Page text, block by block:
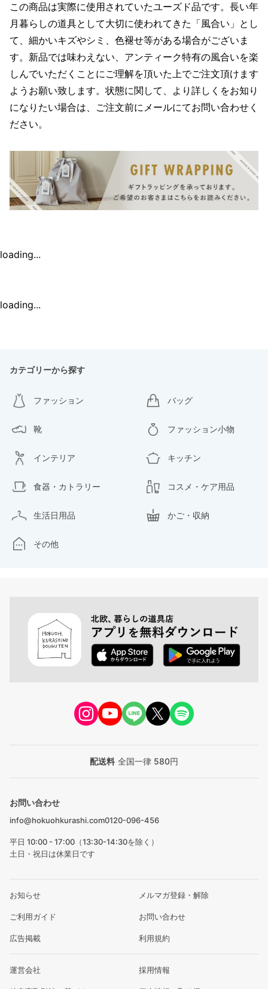
この商品は実際に使用されていたユーズド品です。長い年
月暮らしの道具として大切に使われてきた「風合い」とし
て、細かいキズやシミ、色褪せ等がある場合がございま
す。新品では味わえない、アンティーク特有の風合いを楽
しんでいただくことにご理解を頂いた上でご注文頂けます
ようお願い致します。状態に関して、より詳しくをお知り
になりたい場合は、ご注文前にメールにてお問い合わせく
ださい。
loading...
loading...
カテゴリーから探す
ファッション バッグ
靴 ファッション小物
インテリア キッチン
食器・カトラリー コスメ・ケア用品
生活日用品 かご・収納
その他
配送料 全国一律 580円
お問い合わせ
info@hokuohkurashi.com0120-096-456
平日 10:00 - 17:00（13:30-14:30を除く）
土日・祝日は休業日です
お知らせ メルマガ登録・解除
ご利用ガイド お問い合わせ
広告掲載 利用規約
運営会社 採用情報